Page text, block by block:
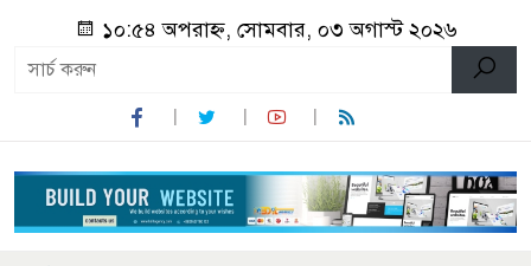
১০:৫৪ অপরাহ্ন, সোমবার, ০৩ অগাস্ট ২০২৬